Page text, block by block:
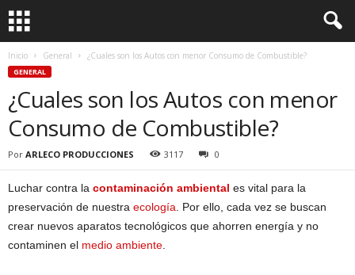
Inicio General ¿Cuales son los Autos con menor Consumo de Combustible?
GENERAL
¿Cuales son los Autos con menor
Consumo de Combustible?
Por ARLECO PRODUCCIONES 3117 0
Luchar contra la contaminación ambiental es vital para la
preservación de nuestra ecología . Por ello, cada vez se buscan
crear nuevos aparatos tecnológicos que ahorren energía y no
contaminen el medio ambiente